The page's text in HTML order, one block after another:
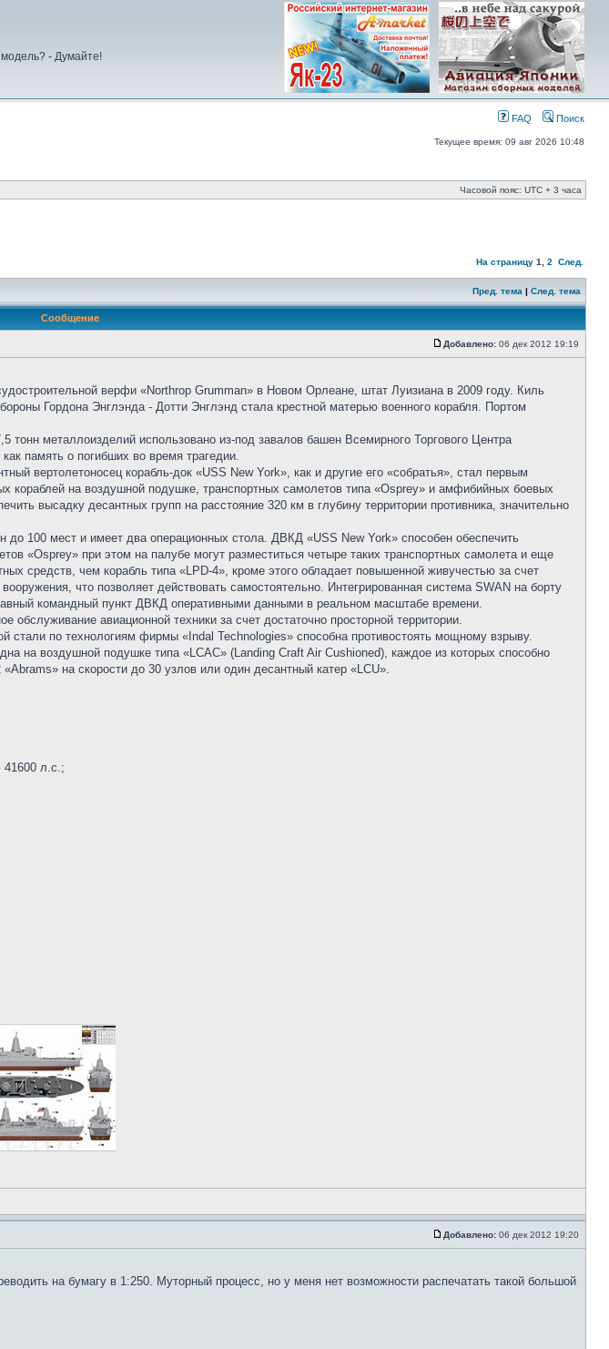
- Думайте!
FAQ Поиск
Текущее время: 09 авг 2026 10:48
Часовой пояс: UTC + 3 часа
На страницу 1 2 След.
Пред. тема | След. тема
Сообщение
Добавлено: 06 дек 2012 19:19
верфи «Northrop Grumman» в Новом Орлеане, штат Луизиана в 2009 году. Киль
Гордона Энглэнда - Дотти Энглэнд стала крестной матерью военного корабля. Портом
тонн металлоизделий использовано из-под завалов башен Всемирного Торгового Центра
память о погибших во время трагедии.
вертолетоносец корабль-док «USS New York», как и другие его «собратья», стал первым
кораблей на воздушной подушке, транспортных самолетов типа «Osprey» и амфибийных боевых
высадку десантных групп на расстояние 320 км в глубину территории противника, значительно
до 100 мест и имеет два операционных стола. ДВКД «USS New York» способен обеспечить
«Osprey» при этом на палубе могут разместиться четыре таких транспортных самолета и еще
средств, чем корабль типа «LPD-4», кроме этого обладает повышенной живучестью за счет
что позволяет действовать самостоятельно. Интегрированная система SWAN на борту
командный пункт ДВКД оперативными данными в реальном масштабе времени.
обслуживание авиационной техники за счет достаточно просторной территории.
стали по технологиям фирмы «Indal Technologies» способна противостоять мощному взрыву.
на воздушной подушке типа «LCAC» (Landing Craft Air Cushioned), каждое из которых способно
на скорости до 30 узлов или один десантный катер «LCU».
41600 л.с.;
Добавлено: 06 дек 2012 19:20
на бумагу в 1:250. Муторный процесс, но у меня нет возможности распечатать такой большой